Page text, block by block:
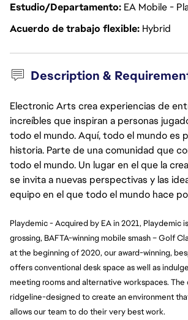
Estudio/Departamento EA Mobile -
Acuerdo de trabajo flexible Hybrid
Description &
Electronic Arts crea experiencias de
increíbles que inspiran a personas
todo el mundo. Aquí, todo el mundo es
historia. Parte de una comunidad que
todo el mundo. Un lugar en el que la
se invita a nuevas perspectivas y las
equipo en el que todo el mundo hace
Playdemic - Acquired by EA in 2021, Playdemic
grossing, BAFTA-winning mobile smash – Golf
at the beginning of 2020, our award-winning,
offers conventional desk space as well as
meeting rooms and alternative workspaces.
ridgeline-designed to create an environment
allows our team to do their very best work.